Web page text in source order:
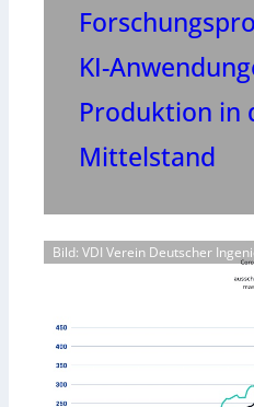
KI-
Produktion in
Mittelstand
Bild: VDI Verein Deutscher